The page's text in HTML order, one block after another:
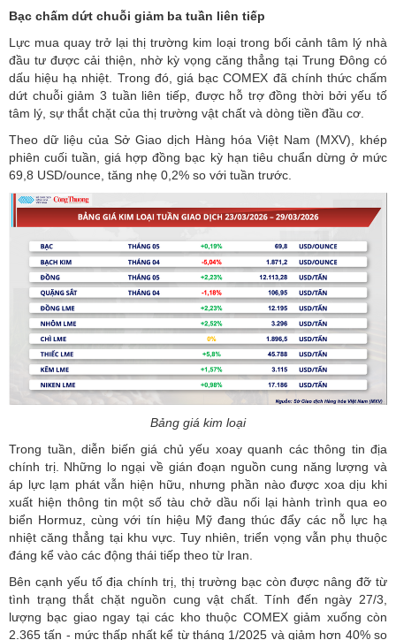
Bạc chấm dứt chuỗi giảm ba tuần liên tiếp
Lực mua quay trở lại thị trường kim loại trong bối cảnh tâm lý nhà
đầu tư được cải thiện, nhờ kỳ vọng căng thẳng tại Trung Đông có
dấu hiệu hạ nhiệt. Trong đó, giá bạc COMEX đã chính thức chấm
dứt chuỗi giảm 3 tuần liên tiếp, được hỗ trợ đồng thời bởi yếu tố
tâm lý, sự thắt chặt của thị trường vật chất và dòng tiền đầu cơ.
Theo dữ liệu của Sở Giao dịch Hàng hóa Việt Nam (MXV), khép
phiên cuối tuần, giá hợp đồng bạc kỳ hạn tiêu chuẩn dừng ở mức
69,8 USD/ounce, tăng nhẹ 0,2% so với tuần trước.
Bảng giá kim loại
Trong tuần, diễn biến giá chủ yếu xoay quanh các thông tin địa
chính trị. Những lo ngại về gián đoạn nguồn cung năng lượng và
áp lực lạm phát vẫn hiện hữu, nhưng phần nào được xoa dịu khi
xuất hiện thông tin một số tàu chở dầu nối lại hành trình qua eo
biển Hormuz, cùng với tín hiệu Mỹ đang thúc đẩy các nỗ lực hạ
nhiệt căng thẳng tại khu vực. Tuy nhiên, triển vọng vẫn phụ thuộc
đáng kể vào các động thái tiếp theo từ Iran.
Bên cạnh yếu tố địa chính trị, thị trường bạc còn được nâng đỡ từ
tình trạng thắt chặt nguồn cung vật chất. Tính đến ngày 27/3,
lượng bạc giao ngay tại các kho thuộc COMEX giảm xuống còn
2.365 tấn - mức thấp nhất kể từ tháng 1/2025 và giảm hơn 40% so